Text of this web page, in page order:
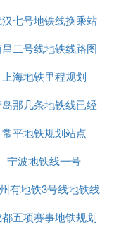
线一期工程全面
最复杂站点鼓楼
盾构作业的区间。
线隧道贯通。这
。
线二期通过环境
钻，宁波轨道交
期所有地下车站
七号地铁线换乘站
二号线地铁线路图
站点
上海地铁里程规划
那几条地铁线已经
通车
常平地铁规划站点
宁波地铁线一号
有地铁3号线地铁线
路
都五项赛事地铁规划